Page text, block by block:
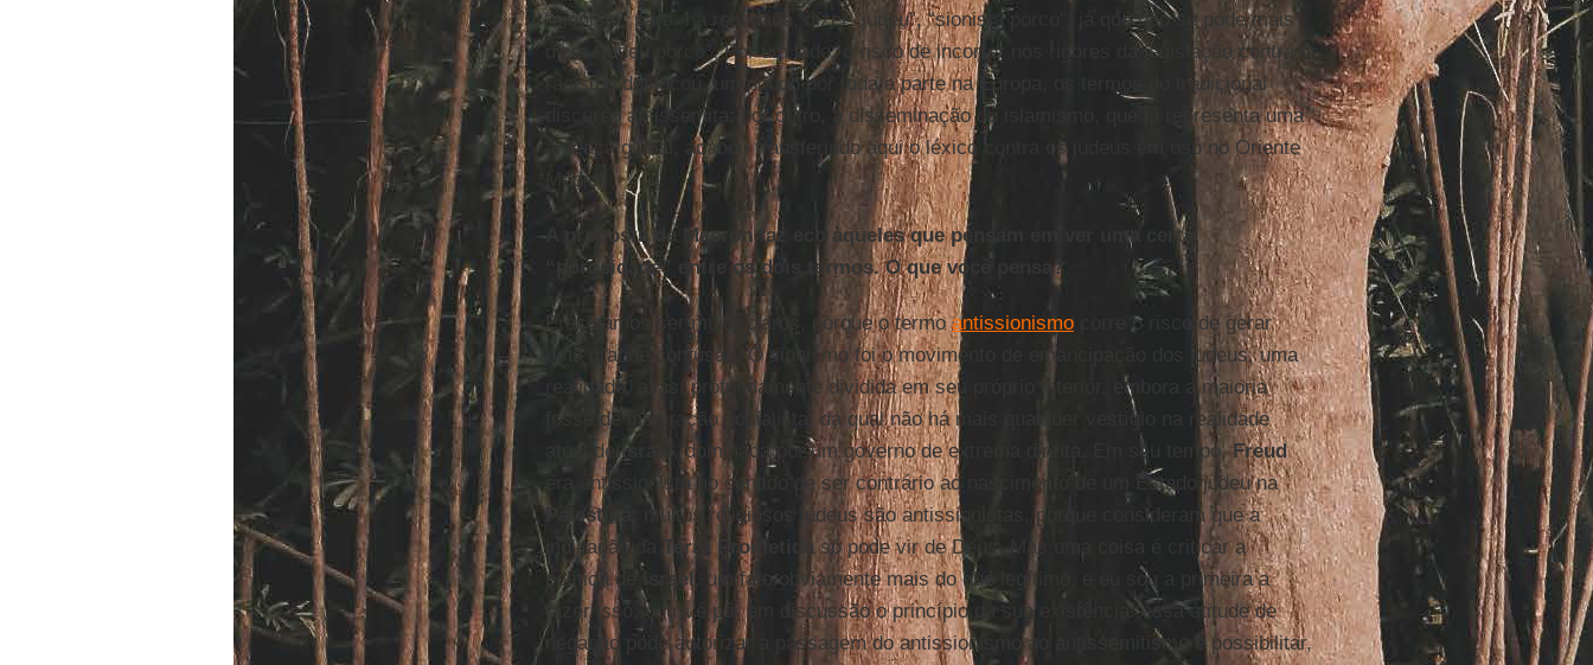
“sionista” para, na realidade, dizer “judeu”, “sionista porco”, já que não se pode mais
dizer “judeu porco”. Por um lado, o risco de incorrer nos rigores da legislação contra o
racismo deslocou, um pouco por toda a parte na Europa, os termos do tradicional
discurso antissemita; por outro, a disseminação do islamismo, que já representa uma
ameaça global, acabou transferindo aqui o léxico contra os judeus em uso no Oriente
Médio.
A proposta de Macron faz eco àqueles que pensam em ver uma certa
“porosidade” entre os dois termos. O que você pensa?
Precisamos ser muito claros, porque o termoantissionismocorre o risco de gerar
uma grande confusão. O sionismo foi o movimento de emancipação dos judeus, uma
realidade, aliás, profundamente dividida em seu próprio interior, embora a maioria
fosse de inspiração socialista, da qual não há mais qualquer vestígio na realidade
atual deIsrael , dominada por um governo de extrema direita. Em seu tempo,Freud
era antissionista no sentido de ser contrário ao nascimento de um Estado judeu na
Palestina
; muitos religiosos judeus são antissionistas, porque consideram que a
indicação da
Terra Prometidasó pode vir de Deus. Mas uma coisa é criticar a
política de
Israel , um fato obviamente mais do que legítimo, e eu sou a primeira a
fazer isso; outra é pôr em discussão o princípio da sua existência: essa atitude de
negação pode autorizar a passagem do antissionismo ao antissemitismo e possibilitar,